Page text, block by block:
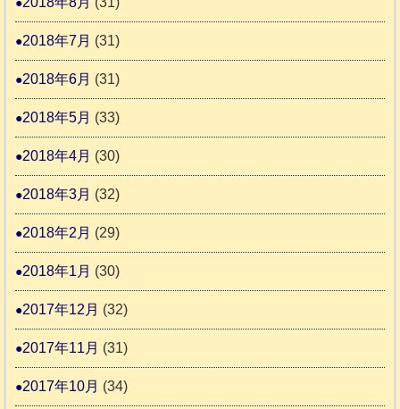
2018年7月 (31)
2018年6月 (31)
2018年5月 (33)
2018年4月 (30)
2018年3月 (32)
2018年2月 (29)
2018年1月 (30)
2017年12月 (32)
2017年11月 (31)
2017年10月 (34)